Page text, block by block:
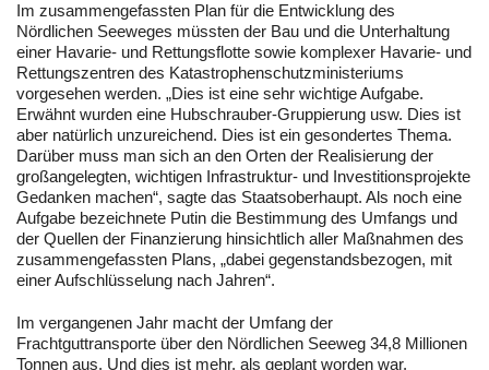
Im zusammengefassten Plan für die Entwicklung des
Nördlichen Seeweges müssten der Bau und die Unterhaltung
einer Havarie- und Rettungsflotte sowie komplexer Havarie- und
Rettungszentren des Katastrophenschutzministeriums
vorgesehen werden. „Dies ist eine sehr wichtige Aufgabe.
Erwähnt wurden eine Hubschrauber-Gruppierung usw. Dies ist
aber natürlich unzureichend. Dies ist ein gesondertes Thema.
Darüber muss man sich an den Orten der Realisierung der
großangelegten, wichtigen Infrastruktur- und Investitionsprojekte
Gedanken machen“, sagte das Staatsoberhaupt. Als noch eine
Aufgabe bezeichnete Putin die Bestimmung des Umfangs und
der Quellen der Finanzierung hinsichtlich aller Maßnahmen des
zusammengefassten Plans, „dabei gegenstandsbezogen, mit
einer Aufschlüsselung nach Jahren“.
Im vergangenen Jahr macht der Umfang der
Frachtguttransporte über den Nördlichen Seeweg 34,8 Millionen
Tonnen aus. Und dies ist mehr, als geplant worden war.